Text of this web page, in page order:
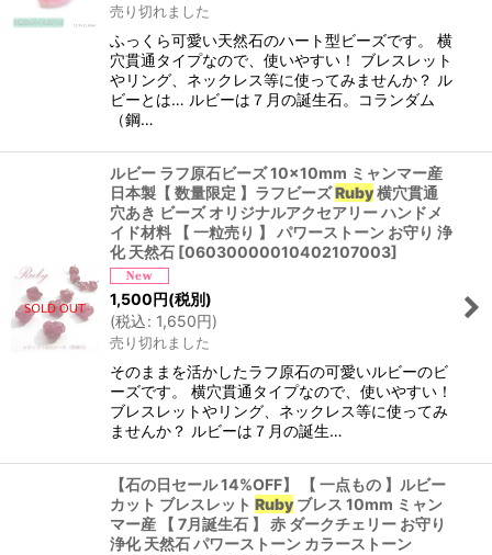
売り切れました
ふっくら可愛い天然石のハート型ビーズです。 横
穴貫通タイプなので、使いやすい！ ブレスレット
やリング、ネックレス等に使ってみませんか？ ル
ビーとは… ルビーは７月の誕生石。コランダム
（鋼…
ルビー ラフ原石ビーズ 10×10mm ミャンマー産
日本製【 数量限定 】ラフビーズRuby横穴貫通
穴あき ビーズ オリジナルアクセアリー ハンドメ
イド材料 【 一粒売り 】 パワーストーン お守り 浄
化 天然石 [06030000010402107003]
1,500 円(税別)
(税込: 1,650円)
売り切れました
そのままを活かしたラフ原石の可愛いルビーのビ
ーズです。 横穴貫通タイプなので、使いやすい！
ブレスレットやリング、ネックレス等に使ってみ
ませんか？ ルビーは７月の誕生…
【石の日セール 14%OFF】 【 一点もの 】ルビー
カット ブレスレット Rubyブレス 10mm ミャン
マー産 【 7月誕生石 】 赤 ダークチェリー お守り
浄化 天然石 パワーストーン カラーストーン